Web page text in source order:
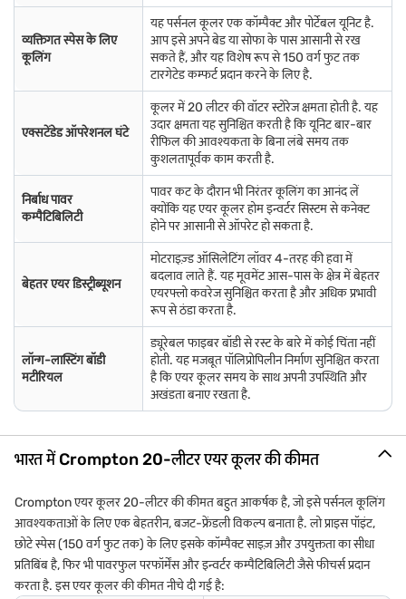
व्यक्तिगत स्पेस के लिए
कूलिंग
यह पर्सनल कूलर एक कॉम्पैक्ट और पोर्टेबल यूनिट है.
आप इसे अपने बेड या सोफा के पास आसानी से रख
सकते हैं, और यह विशेष रूप से 150 वर्ग फुट तक
टारगेटेड कम्फर्ट प्रदान करने के लिए है.
एक्सटेंडेड ऑपरेशनल घंटे
कूलर में 20 लीटर की वॉटर स्टोरेज क्षमता होती है. यह
उदार क्षमता यह सुनिश्चित करती है कि यूनिट बार-बार
रीफिल की आवश्यकता के बिना लंबे समय तक
कुशलतापूर्वक काम करती है.
निर्बाध पावर
कम्पैटिबिलिटी
पावर कट के दौरान भी निरंतर कूलिंग का आनंद लें
क्योंकि यह एयर कूलर होम इन्वर्टर सिस्टम से कनेक्ट
होने पर आसानी से ऑपरेट हो सकता है.
बेहतर एयर डिस्ट्रीब्यूशन
मोटराइज़्ड ऑसिलेटिंग लॉवर 4-तरह की हवा में
बदलाव लाते हैं. यह मूवमेंट आस-पास के क्षेत्र में बेहतर
एयरफ्लो कवरेज सुनिश्चित करता है और अधिक प्रभावी
रूप से ठंडा करता है.
लॉन्ग-लास्टिंग बॉडी
मटीरियल
ड्यूरेबल फाइबर बॉडी से रस्ट के बारे में कोई चिंता नहीं
होती. यह मजबूत पॉलिप्रोपिलीन निर्माण सुनिश्चित करता
है कि एयर कूलर समय के साथ अपनी उपस्थिति और
अखंडता बनाए रखता है.
भारत में Crompton 20-लीटर एयर कूलर की कीमत
Crompton एयर कूलर 20-लीटर की कीमत बहुत आकर्षक है, जो इसे पर्सनल कूलिंग
आवश्यकताओं के लिए एक बेहतरीन, बजट-फ्रेंडली विकल्प बनाता है. लो प्राइस पॉइंट,
छोटे स्पेस (150 वर्ग फुट तक) के लिए इसके कॉम्पैक्ट साइज़ और उपयुक्तता का सीधा
प्रतिबिंब है, फिर भी पावरफुल परफॉर्मेंस और इन्वर्टर कम्पैटिबिलिटी जैसे फीचर्स प्रदान
करता है. इस एयर कूलर की कीमत नीचे दी गई है: